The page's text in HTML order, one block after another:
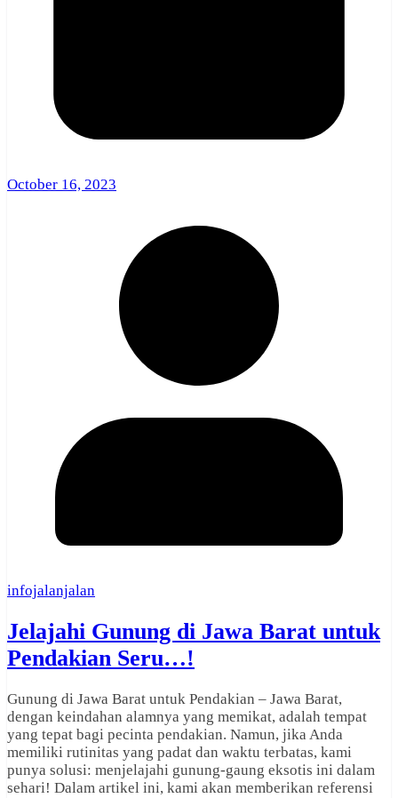
October 16, 2023
infojalanjalan
Jelajahi Gunung di Jawa Barat untuk
Pendakian Seru…!
Gunung di Jawa Barat untuk Pendakian – Jawa Barat,
dengan keindahan alamnya yang memikat, adalah tempat
yang tepat bagi pecinta pendakian. Namun, jika Anda
memiliki rutinitas yang padat dan waktu terbatas, kami
punya solusi: menjelajahi gunung-gaung eksotis ini dalam
sehari! Dalam artikel ini, kami akan memberikan referensi